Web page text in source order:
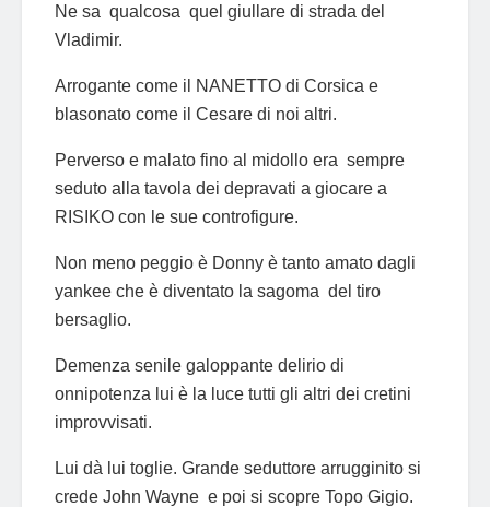
Ne sa qualcosa quel giullare di strada del
Vladimir.
Arrogante come il NANETTO di Corsica e
blasonato come il Cesare di noi altri.
Perverso e malato fino al midollo era sempre
seduto alla tavola dei depravati a giocare a
RISIKO con le sue controfigure.
Non meno peggio è Donny è tanto amato dagli
yankee che è diventato la sagoma del tiro
bersaglio.
Demenza senile galoppante delirio di
onnipotenza lui è la luce tutti gli altri dei cretini
improvvisati.
Lui dà lui toglie. Grande seduttore arrugginito si
crede John Wayne e poi si scopre Topo Gigio.